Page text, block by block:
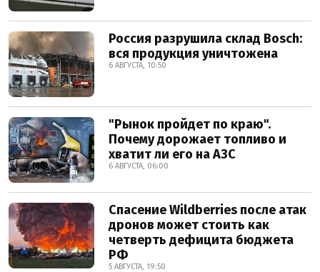
Россия разрушила склад Bosch:
вся продукция уничтожена
6 АВГУСТА, 10:50
"Рынок пройдет по краю".
Почему дорожает топливо и
хватит ли его на АЗС
6 АВГУСТА, 06:00
Спасение Wildberries после атак
дронов может стоить как
четверть дефицита бюджета
РФ
5 АВГУСТА, 19:50